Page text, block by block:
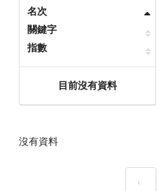
名次
關鍵字
指數
目前沒有資料
沒有資料
‹